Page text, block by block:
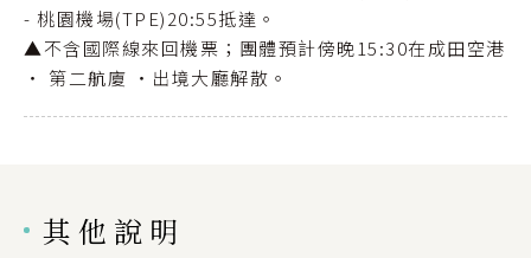
- 桃園機場(TPE)20:55抵達。
▲不含國際線來回機票；團體預計傍晚15:30在成田空港
‧ 第二航廈 ‧出境大廳解散。
其他說明